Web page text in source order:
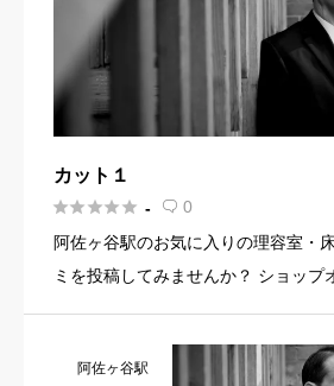
カット１
 -  0
阿佐ヶ谷駅のお気に入りの理容室・
ミを投稿してみませんか？ ショップ
報・イメージ写真・メニュー・PR
ンクなど機能を […]
阿佐ヶ谷駅